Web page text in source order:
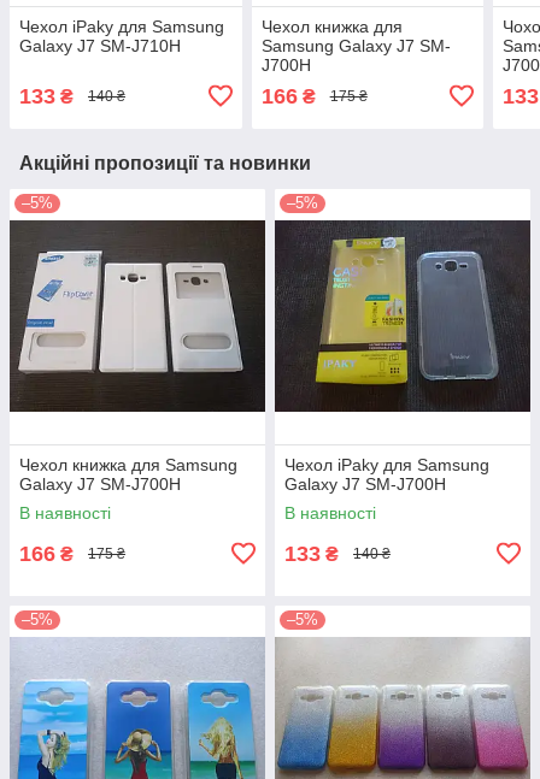
Чехол iPaky для Samsung
Galaxy J7 SM-J710H
133 ₴ 140 ₴
Чехол книжка для
Samsung Galaxy J7 SM-
J700H
166₴ 175 ₴ 133
Акційні пропозиції та новинки
–5%
Чехол книжка для Samsung
Galaxy J7 SM-J700H
В наявності
166 ₴ 175 ₴
–5%
Чехол iPaky для Samsung
Galaxy J7 SM-J700H
В наявності
133 ₴ 140 ₴
–5% –5%